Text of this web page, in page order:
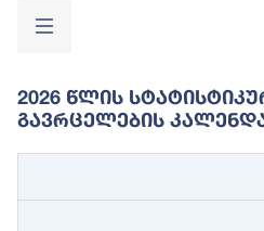
2026 Წლის
Გავრცელების